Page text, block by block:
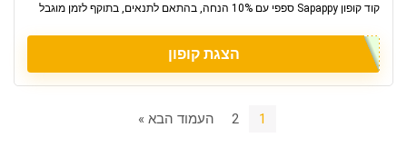
קוד קופון Sapappy ספפי עם 10% הנחה, בהתאם לתנאים, בתוקף לזמן מוגבל
הצגת קופון
1
2 העמוד הבא »